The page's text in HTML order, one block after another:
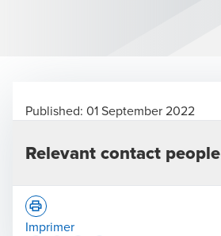
Published: 01 September 2022
Relevant contact people
Imprimer